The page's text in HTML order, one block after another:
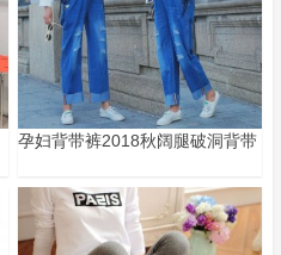
孕妇背带裤2018秋阔腿破洞背带